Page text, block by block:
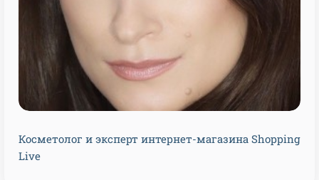
Косметолог и эксперт интернет-магазина Shopping
Live